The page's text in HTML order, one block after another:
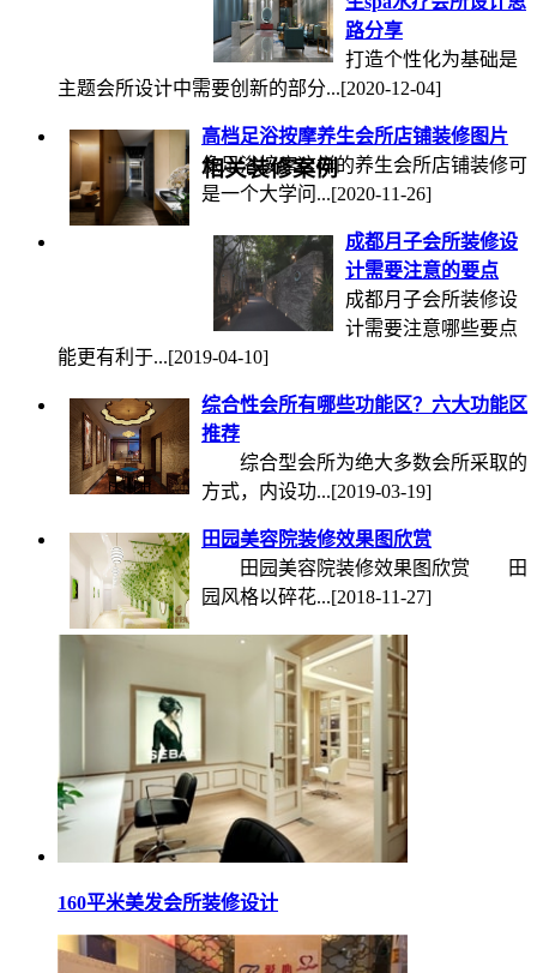
路分享
打造个性化为基础是
主题会所设计中需要创新的部分...[2020-12-04]
高档足浴按摩养生会所店铺装修图片
像足浴按摩这样的养生会所店铺装修可
是一个大学问...[2020-11-26]
成都月子会所装修设
计需要注意的要点
成都月子会所装修设
计需要注意哪些要点
能更有利于...[2019-04-10]
综合性会所有哪些功能区？六大功能区
推荐
综合型会所为绝大多数会所采取的
方式，内设功...[2019-03-19]
田园美容院装修效果图欣赏
田园美容院装修效果图欣赏 田
园风格以碎花...[2018-11-27]
相关装修案例
160平米美发会所装修设计